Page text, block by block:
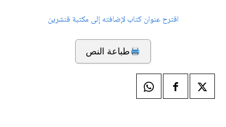
اقترح عنوان كتاب لإضافته إلى مكتبة قنشرين
طباعة النص